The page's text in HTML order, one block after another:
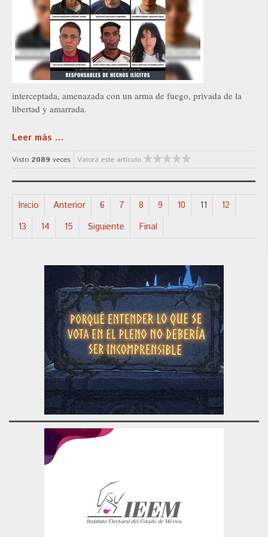
interceptada, amenazada con un arma de fuego, privada de la
libertad y amarrada.
Leer más ...
Visto 2089 veces Valora este artículo
Inicio Anterior 6 7 8 9 10 11
12
13
14 15 Siguiente Final